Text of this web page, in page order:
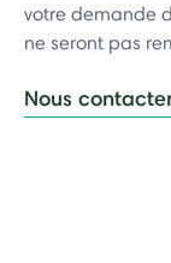
votre demande
ne seront pas
Nous